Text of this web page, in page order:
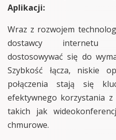
Aplikacji:
Wraz z rozwojem
dostawcy internetu
dostosowywać się do
Szybkość łącza, niskie
połączenia stają się
efektywnego korzystania z
takich jak
chmurowe.